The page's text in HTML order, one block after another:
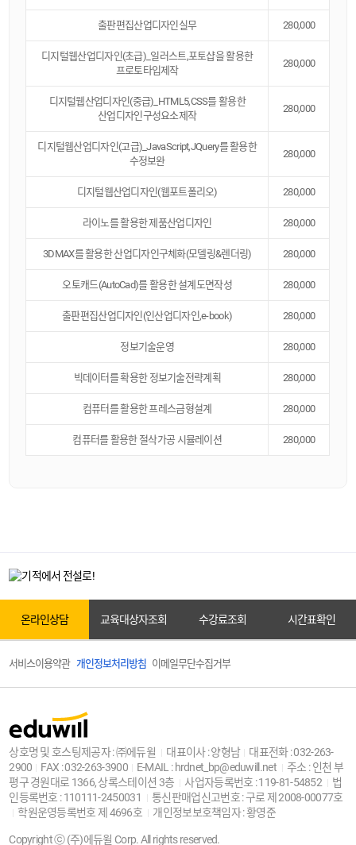
출판편집산업디자인실무 280,000
디지털웹산업디자인(초급)_일러스트,포토샵을 활용한
프로토타입제작
280,000
디지털웹산업디자인(중급)_HTML5,CSS를 활용한
산업디자인구성요소제작
280,000
디지털웹산업디자인(고급)_JavaScript,JQuery를 활용한
수정보완
280,000
디지털웹산업디자인(웹포트폴리오) 280,000
라이노를 활용한 제품산업디자인 280,000
3DMAX를 활용한 산업디자인구체화(모델링&렌더링) 280,000
오토캐드(AutoCad)를 활용한 설계도면작성 280,000
출판편집산업디자인(인산업디자인,e-book) 280,000
정보기술운영 280,000
빅데이터를 확용한 정보기술전략계획 280,000
컴퓨터를 활용한 프레스금형설계 280,000
컴퓨터를 활용한 절삭가공 시뮬레이션 280,000
원서접수
교육대상자조회
센터안내
온라인상담 교육대상자조회 수강료조회 시간표확인
서비스이용약관 개인정보처리방침 이메일무단수집거부
상호명 및 호스팅제공자 : ㈜에듀윌 대표이사 : 양형남
대표전화 : 032-263-
2900
FAX : 032-263-3900 E-MAIL : hrdnet_bp@eduwill.net
주소 : 인천 부
평구 경원대로 1366, 상록스테이션 3층
사업자등록번호 : 119-81-54852
법
인등록번호 : 110111-2450031
통신판매업신고번호 : 구로 제 2008-00077호
학원운영등록번호 제 4696호
개인정보보호책임자 : 황영준
Copyright ⓒ (주)에듀윌 Corp. All rights reserved.